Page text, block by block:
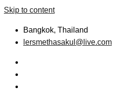
Skip to content
Bangkok, Thailand
lersmethasakul@live.com